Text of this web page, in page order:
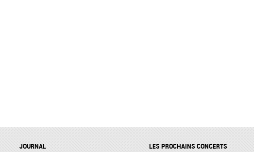
JOURNAL LES PROCHAINS CONCERTS